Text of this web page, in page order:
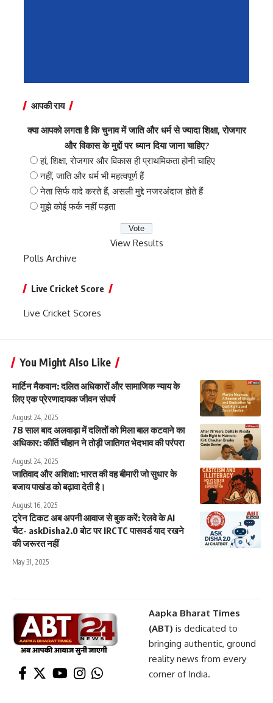
आपकी राय
क्या आपको लगता है कि चुनाव में जाति और धर्म से ज्यादा शिक्षा, रोजगार
और विकास के मुद्दों पर ध्यान दिया जाना चाहिए?
हां, शिक्षा, रोजगार और विकास ही प्राथमिकता होनी चाहिए
नहीं, जाति और धर्म भी महत्वपूर्ण हैं
नेता सिर्फ वादे करते हैं, असली मुद्दे नजरअंदाज होते हैं
मुझे कोई फर्क नहीं पड़ता
View Results
Polls Archive
Live Cricket Score
Live Cricket Scores
You Might Also Like
मार्टिन मैकवान: दलित अधिकारों और सामाजिक न्याय के
लिए एक प्रेरणादायक जीवन संघर्ष
August 24, 2025
78 साल बाद अलवाड़ा में दलितों को मिला बाल कटवाने का
अधिकार: कीर्ति चौहान ने तोड़ी जातिगत भेदभाव की परंपरा
August 24, 2025
जातिवाद और अशिक्षा: भारत की वह बीमारी जो सुधार के
बजाय पाखंड को बढ़ावा देती है।
August 16, 2025
ट्रेन टिकट अब अपनी आवाज से बुक करें: रेलवे के AI
चैट- askDisha2.0 बोट पर IRCTC पासवर्ड याद रखने
की जरूरत नहीं
May 31, 2025
Aapka Bharat Times
(ABT) is dedicated to
bringing authentic, ground
reality news from every
corner of India.